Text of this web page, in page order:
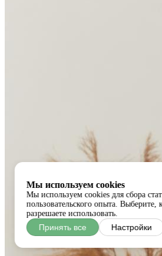
Мы используем cookies
Мы используем cookies для сбора
пользовательского опыта. Выберите,
разрешаете использовать.
Принять все Настройки